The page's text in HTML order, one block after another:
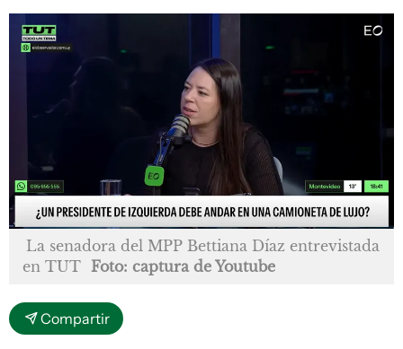
La senadora del MPP Bettiana Díaz entrevistada
en TUT Foto: captura de Youtube
Compartir